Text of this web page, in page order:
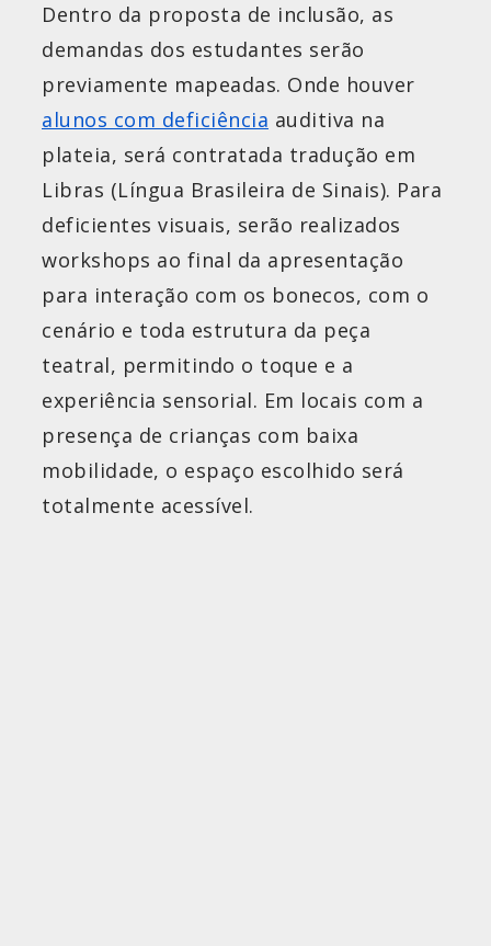
Dentro da proposta de inclusão, as
demandas dos estudantes serão
previamente mapeadas. Onde houver
alunos com deficiência auditiva na
plateia, será contratada tradução em
Libras (Língua Brasileira de Sinais). Para
deficientes visuais, serão realizados
workshops ao final da apresentação
para interação com os bonecos, com o
cenário e toda estrutura da peça
teatral, permitindo o toque e a
experiência sensorial. Em locais com a
presença de crianças com baixa
mobilidade, o espaço escolhido será
totalmente acessível.